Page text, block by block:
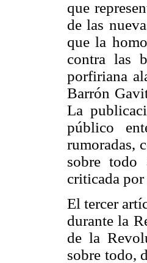
que
de las
que la
contra las
porfiriana
Barrón
La
público
rumoradas,
sobre todo
criticada
El tercer
durante la
de la
sobre todo,